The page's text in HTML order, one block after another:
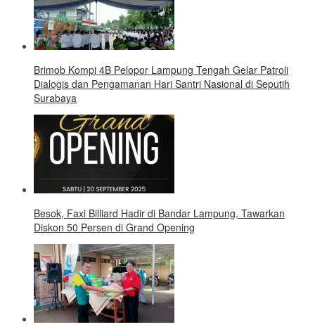
Brimob Kompi 4B Pelopor Lampung Tengah Gelar Patroli
Dialogis dan Pengamanan Hari Santri Nasional di Seputih
Surabaya
Besok, Faxi Billiard Hadir di Bandar Lampung, Tawarkan
Diskon 50 Persen di Grand Opening